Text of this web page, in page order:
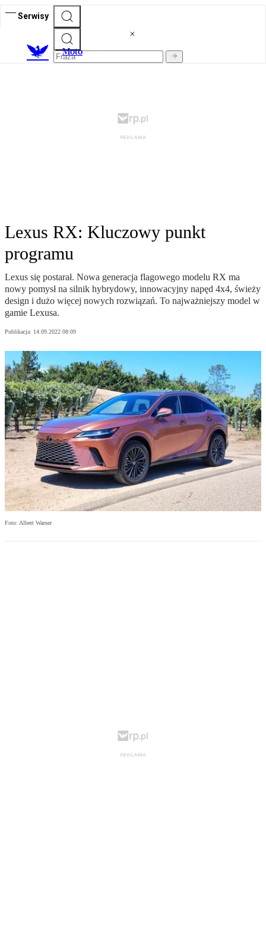
Serwisy
Moto
Lexus RX: Kluczowy punkt
programu
Lexus się postarał. Nowa generacja flagowego modelu RX ma
nowy pomysł na silnik hybrydowy, innowacyjny napęd 4x4, świeży
design i dużo więcej nowych rozwiązań. To najważniejszy model w
gamie Lexusa.
Publikacja: 14.09.2022 08:09
Foto: Albert Warner